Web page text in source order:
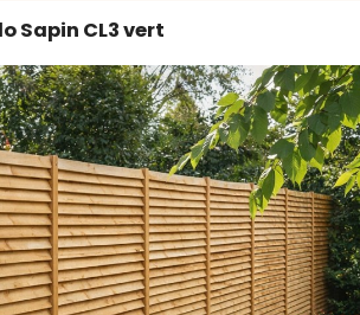
Sapin CL3 vert